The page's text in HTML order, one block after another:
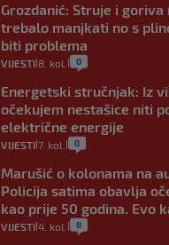
Grozdanić: Struje i goriva
trebalo manjkati no s
biti problema
VIJESTI 8. kol. 0
Energetski stručnjak: Iz
očekujem nestašice niti
električne energije
VIJESTI 7. kol. 0
Marušić o kolonama na
Policija satima obavlja
kao prije 50 godina. Evo
VIJESTI 4. kol. 8